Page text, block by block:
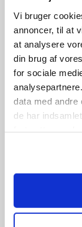
Vi bruger
annoncer, til at
at analysere
din brug af
for sociale
data med andre
de har
B